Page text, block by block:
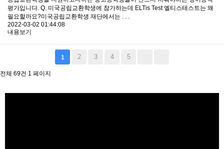
평가입니다.​​​ Q. 미국공립교환학생에 참가하는데 ELTis Test 엘티스테스트는 왜
필요할까요?미국공립교환학생 재단에서는 . . .
2022-03-02 01:44:08
내용보기
1 2 3 4 5
전체 69건 1 페이지